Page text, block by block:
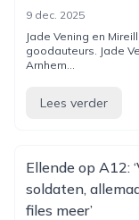
9 dec. 2025
Jade Vening en
goodauteurs. Jade
Arnhem...
Lees verder
Ellende op A12:
soldaten,
files meer’